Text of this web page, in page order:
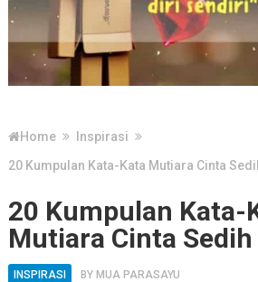
Home
Inspirasi
20 Kumpulan Kata-Kata Mutiara Cinta
20 Kumpulan Kata-
Mutiara Cinta Sedih
INSPIRASI BY MUA PARASAYU